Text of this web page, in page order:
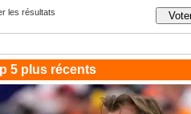
les résultats
5 plus récents